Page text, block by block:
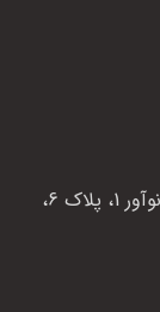
تهران، شهرک صنعتی پرند، خیابان نوآوران، نوآور 1، پلاک 6،